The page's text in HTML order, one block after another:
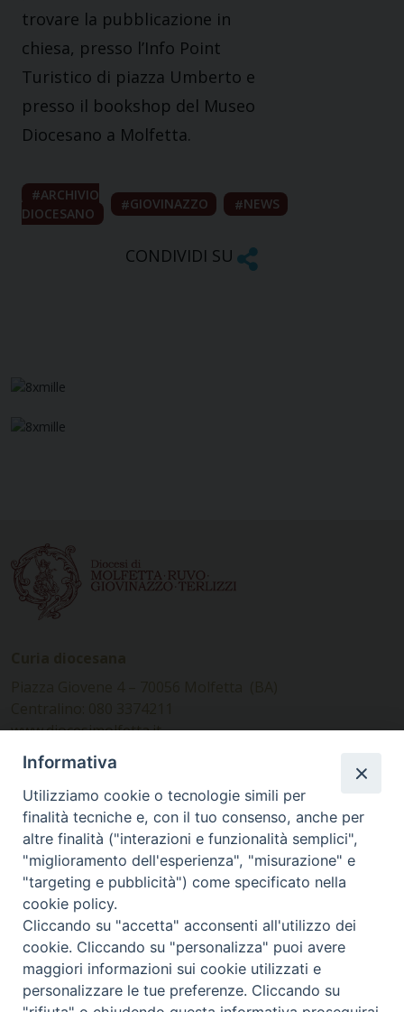
trovare la pubblicazione in
chiesa, presso l’Info Point
Turistico di piazza Umberto e
presso il bookshop del Museo
Diocesano a Molfetta.
ARCHIVIO
DIOCESANO
GIOVINAZZO NEWS
CONDIVIDI SU
www.diocesimolfetta.it –
diocesimolfetta@pec.chiesacattolica.it
Ufficio Comunicazioni sociali
Piazza Giovene 4 – 70056 Molfetta (BA)
comunicazionisociali@diocesimolfetta.it
SEGUICI SU
Facebook
Instagram
X YouTube
Feed
Privacy Policy - trasparenza
Informativa
Utilizziamo cookie o tecnologie simili per
finalità tecniche e, con il tuo consenso, anche per
altre finalità ("interazioni e funzionalità semplici",
"miglioramento dell'esperienza", "misurazione" e
"targeting e pubblicità") come specificato nella
cookie policy.
Cliccando su "accetta" acconsenti all'utilizzo dei
cookie. Cliccando su "personalizza" puoi avere
maggiori informazioni sui cookie utilizzati e
personalizzare le tue preferenze. Cliccando su